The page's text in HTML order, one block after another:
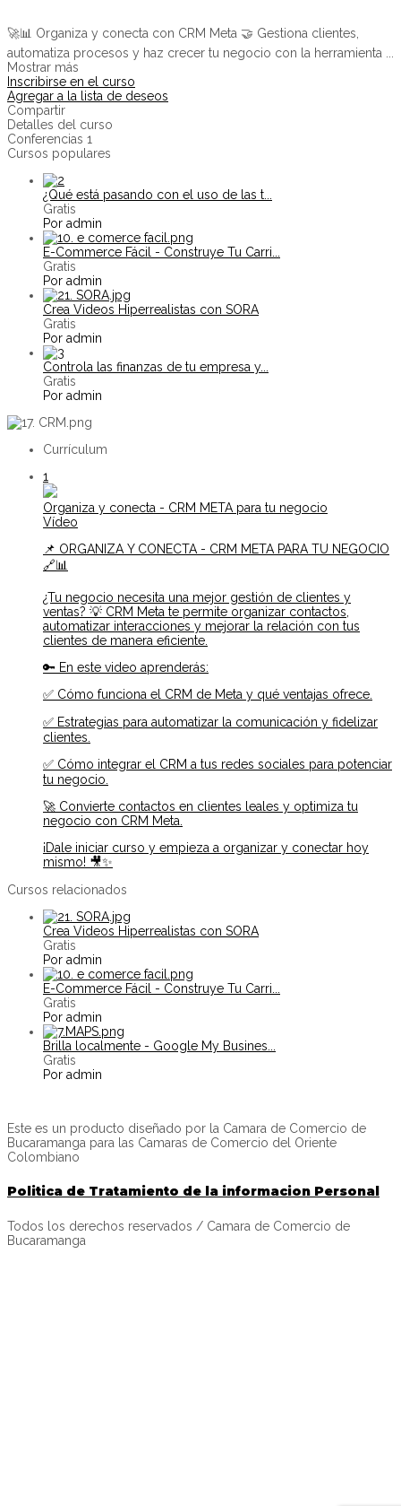
🚀📊 Organiza y conecta con CRM Meta 🤝 Gestiona clientes,
automatiza procesos y haz crecer tu negocio con la herramienta
Mostrar más
Inscribirse en el curso
Agregar a la lista de deseos
Compartir
Detalles del curso
Conferencias 1
Cursos populares
¿Qué está pasando con el uso de las t...
Gratis
Por admin
E-Commerce Fácil - Construye Tu Carri...
Gratis
Por admin
Crea Videos Hiperrealistas con SORA
Gratis
Por admin
Controla las finanzas de tu empresa y...
Gratis
Por admin
Currículum
1
Organiza y conecta - CRM META para tu negocio
Vídeo
📌 ORGANIZA Y CONECTA - CRM META PARA TU NEGOCIO
🔗📊
¿Tu negocio necesita una mejor gestión de clientes y
ventas? 💡 CRM Meta te permite organizar contactos,
automatizar interacciones y mejorar la relación con tus
clientes de manera eficiente.
🔑 En este video aprenderás:
✅ Cómo funciona el CRM de Meta y qué ventajas ofrece.
✅ Estrategias para automatizar la comunicación y fidelizar
clientes.
✅ Cómo integrar el CRM a tus redes sociales para potenciar
tu negocio.
🚀 Convierte contactos en clientes leales y optimiza tu
negocio con CRM Meta.
¡Dale iniciar curso y empieza a organizar y conectar hoy
mismo! 🎥✨
Cursos relacionados
Crea Videos Hiperrealistas con SORA
Gratis
Por admin
E-Commerce Fácil - Construye Tu Carri...
Gratis
Por admin
Brilla localmente - Google My Busines...
Gratis
Por admin
Este es un producto diseñado por la Camara de Comercio de
Bucaramanga para las Camaras de Comercio del Oriente
Colombiano
Politica de Tratamiento de la informacion Personal
Todos los derechos reservados / Camara de Comercio de
Bucaramanga